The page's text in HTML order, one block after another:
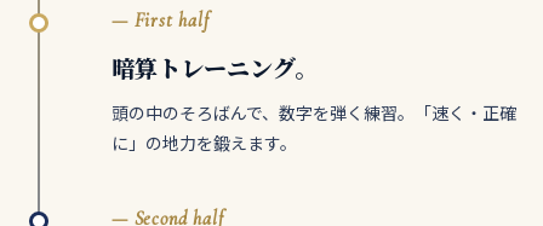
— First half
暗算トレーニング。
頭の中のそろばんで、数字を弾く練習。「速く・正確
に」の地力を鍛えます。
— Second half